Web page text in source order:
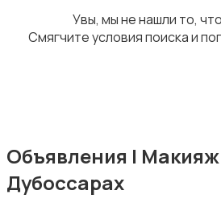
Увы, мы не нашли то,
Смягчите условия поиска и
Объявления | Макияж
Дубоссарах